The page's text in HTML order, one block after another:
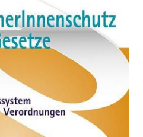
400 Seiten
ISBN: 978-3-99046-
773-2